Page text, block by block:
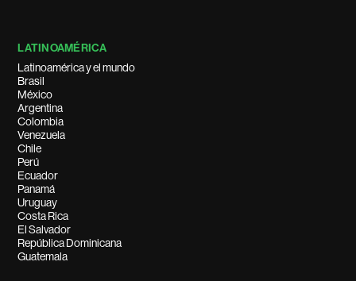
LATINOAMÉRICA
Latinoamérica y el mundo
Brasil
México
Argentina
Colombia
Venezuela
Chile
Perú
Ecuador
Panamá
Uruguay
Costa Rica
El Salvador
República Dominicana
Guatemala